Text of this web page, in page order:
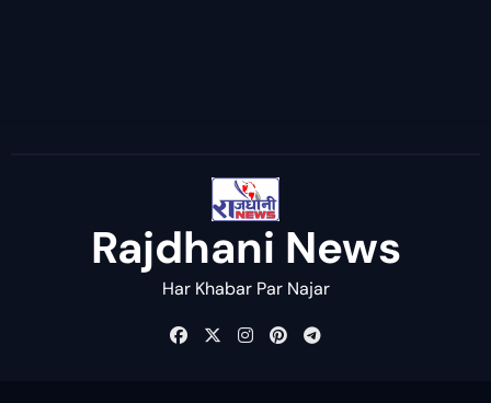
Rajdhani News
Har Khabar Par Najar